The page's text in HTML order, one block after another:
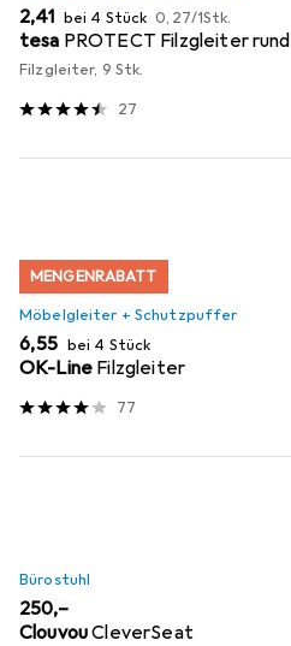
EUR
2,41 bei 4 Stück EUR
0,27/1Stk.
tesa PROTECT Filzgleiter rund
Filzgleiter, 9 Stk.
27
MENGENRABATT
Möbelgleiter + Schutzpuffer
EUR
6,55 bei 4 Stück
OK-Line Filzgleiter
77
Bürostuhl
EUR
250,–
ClouvouCleverSeat